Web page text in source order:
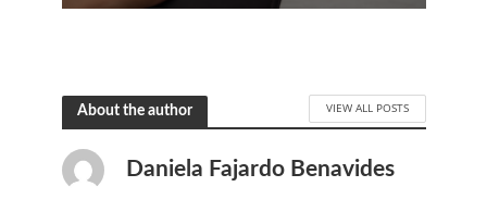
About the author VIEW ALL POSTS
Daniela Fajardo Benavides